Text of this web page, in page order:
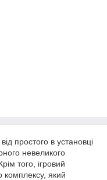
простого в установці
невеликого
того, ігровий
комплексу, який